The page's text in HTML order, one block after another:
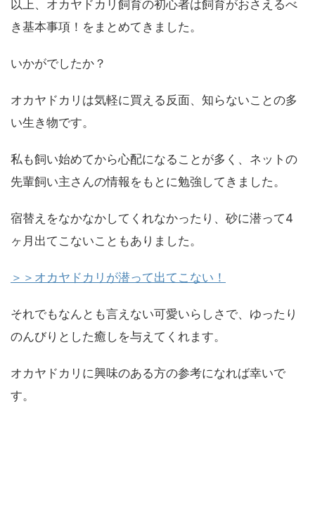
以上、オカヤドカリ飼育の初心者は飼育がおさえるべ
き基本事項！をまとめてきました。
いかがでしたか？
オカヤドカリは気軽に買える反面、知らないことの多
い生き物です。
私も飼い始めてから心配になることが多く、ネットの
先輩飼い主さんの情報をもとに勉強してきました。
宿替えをなかなかしてくれなかったり、砂に潜って4
ヶ月出てこないこともありました。
＞＞オカヤドカリが潜って出てこない！
それでもなんとも言えない可愛いらしさで、ゆったり
のんびりとした癒しを与えてくれます。
オカヤドカリに興味のある方の参考になれば幸いで
す。